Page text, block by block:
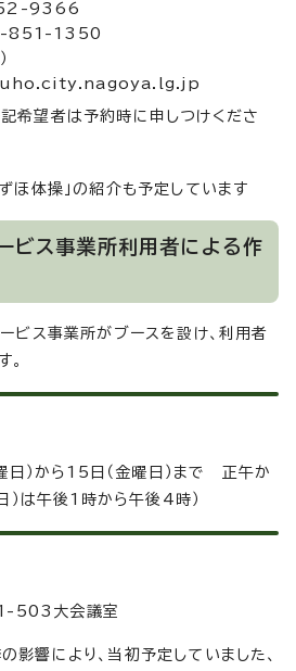
9366
851-1350
記希望者は予約時に申しつけくださ
ほ体操」の紹介も予定しています
ビス事業所利用者による作
ビス事業所がブースを設け、利用者
。
）から15日（金曜日）まで 正午か
）は午後1時から午後4時）
503大会議室
影響により、当初予定していました、